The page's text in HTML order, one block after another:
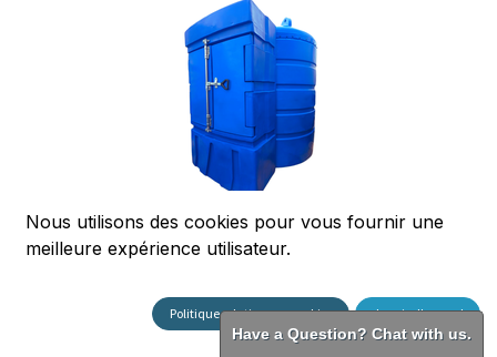
Cuve de stockage (5000L)
The 5000L AdBlue® storage tank is the ideal solution for
businesses requiring a large supply of AdBlue®.
Nous utilisons des cookies pour vous fournir une
meilleure expérience utilisateur.
Politique relative aux cookies Je suis d'accord
Have a Question? Chat with us.